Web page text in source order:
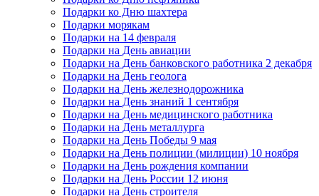
Подарки ко Дню шахтера
Подарки морякам
Подарки на 14 февраля
Подарки на День авиации
Подарки на День банковского работника 2 декабря
Подарки на День геолога
Подарки на День железнодорожника
Подарки на День знаний 1 сентября
Подарки на День медицинского работника
Подарки на День металлурга
Подарки на День Победы 9 мая
Подарки на День полиции (милиции) 10 ноября
Подарки на День рождения компании
Подарки на День России 12 июня
Подарки на День строителя